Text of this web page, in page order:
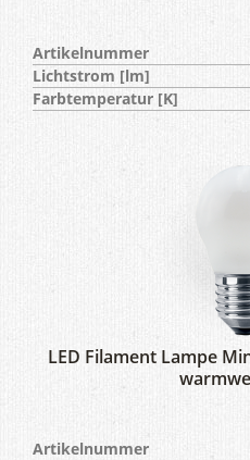
Artikelnummer
Lichtstrom [lm]
Farbtemperatur [K]
LED Filament Lampe
Artikelnummer